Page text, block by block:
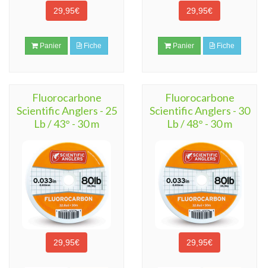
29,95€
Panier Fiche
29,95€
Panier Fiche
Fluorocarbone
Scientific Anglers - 25
Lb / 43° - 30 m
29,95€
Fluorocarbone
Scientific Anglers - 30
Lb / 48° - 30 m
29,95€